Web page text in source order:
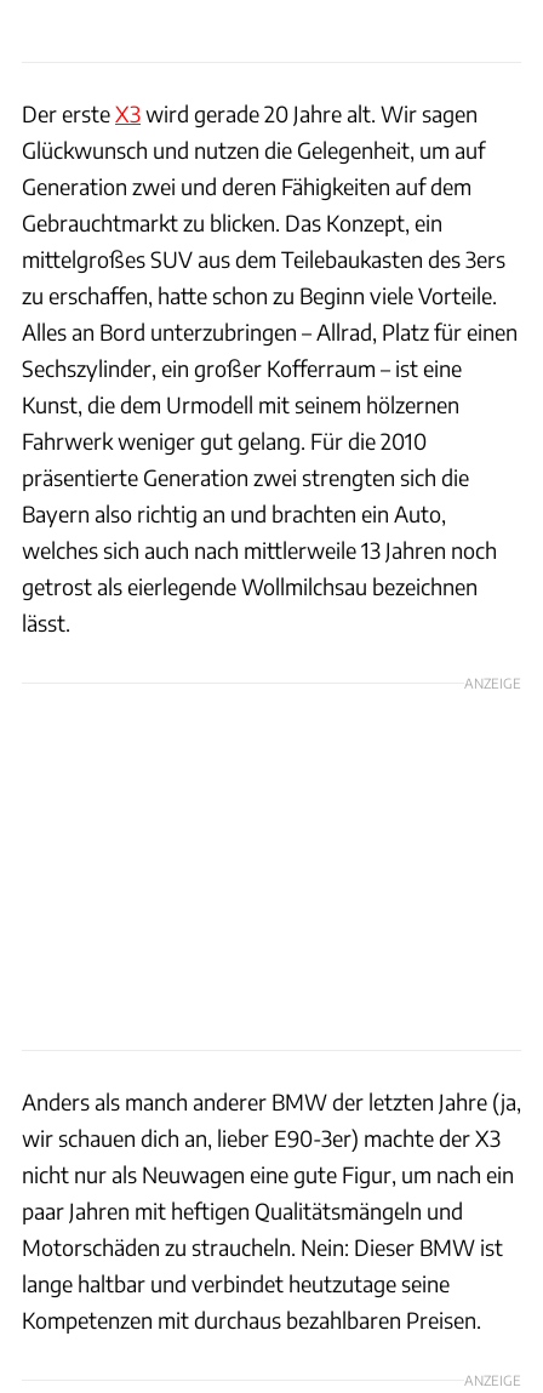
Der ersteX3wird gerade 20 Jahre alt. Wir sagen
Glückwunsch und nutzen die Gelegenheit, um auf
Generation zwei und deren Fähigkeiten auf dem
Gebrauchtmarkt zu blicken. Das Konzept, ein
mittelgroßes SUV aus dem Teilebaukasten des 3ers
zu erschaffen, hatte schon zu Beginn viele Vorteile.
Alles an Bord unterzubringen – Allrad, Platz für einen
Sechszylinder, ein großer Kofferraum – ist eine
Kunst, die dem Urmodell mit seinem hölzernen
Fahrwerk weniger gut gelang. Für die 2010
präsentierte Generation zwei strengten sich die
Bayern also richtig an und brachten ein Auto,
welches sich auch nach mittlerweile 13 Jahren noch
getrost als eierlegende Wollmilchsau bezeichnen
lässt.
ANZEIGE
Anders als manch anderer BMW der letzten Jahre (ja,
wir schauen dich an, lieber E90-3er) machte der X3
nicht nur als Neuwagen eine gute Figur, um nach ein
paar Jahren mit heftigen Qualitätsmängeln und
Motorschäden zu straucheln. Nein: Dieser BMW ist
lange haltbar und verbindet heutzutage seine
Kompetenzen mit durchaus bezahlbaren Preisen.
ANZEIGE